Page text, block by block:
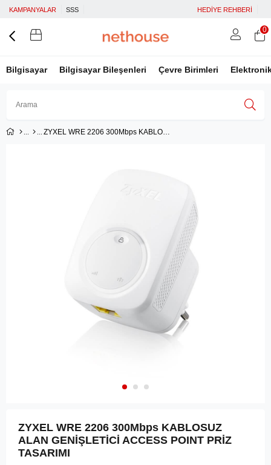
KAMPANYALAR SSS HEDİYE REHBERİ
Bilgisayar Bilgisayar Bileşenleri Çevre Birimleri
0
ZYXEL WRE 2206 300Mbps KABLOSUZ ALAN GENİŞLETİCİ ACCESS POINT PRİZ TASARIMI
ZYXEL WRE 2206 300Mbps KABLOSUZ
ALAN GENİŞLETİCİ ACCESS POINT PRİZ
TASARIMI